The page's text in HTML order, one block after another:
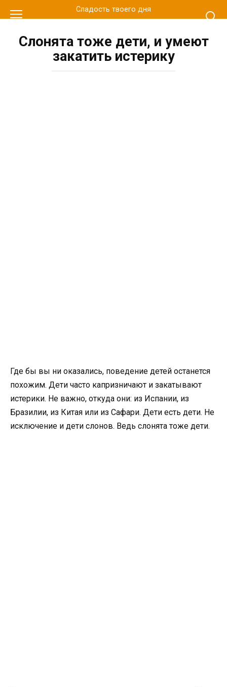
к
Сладость твоего дня
Слонята тоже дети, и умеют
закатить истерику
Где бы вы ни оказались, поведение детей останется
похожим. Дети часто капризничают и закатывают
истерики. Не важно, откуда они: из Испании, из
Бразилии, из Китая или из Сафари. Дети есть дети. Не
исключение и дети слонов. Ведь слонята тоже дети.